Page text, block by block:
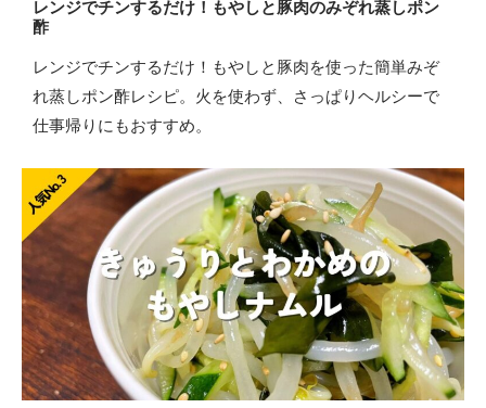
レンジでチンするだけ！もやしと豚肉のみぞれ蒸しポン
酢
レンジでチンするだけ！もやしと豚肉を使った簡単みぞ
れ蒸しポン酢レシピ。火を使わず、さっぱりヘルシーで
仕事帰りにもおすすめ。